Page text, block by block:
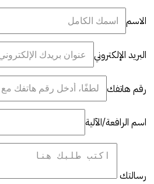
الاسم
البريد الإلكتروني
رقم هاتفك
اسم الرافعة/الآلية
رسالتك